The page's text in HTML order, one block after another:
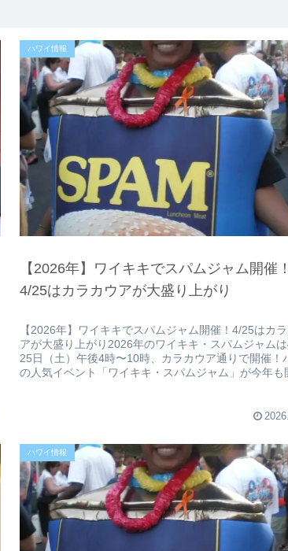
ハワイ情報
【2026年】ワイキキでスパムジャム開催！
4/25はカラカウアが大盛り上がり
【2026年】ワイキキでスパムジャム開催！4/25はカ
アが大盛り上がり2026年のワイキキ・スパムジャムは
25日（土）午後4時〜10時、カラカウア通りで開催！
の人気イベント「ワイキキ・スパムジャム」が今年も
ハワイ情報